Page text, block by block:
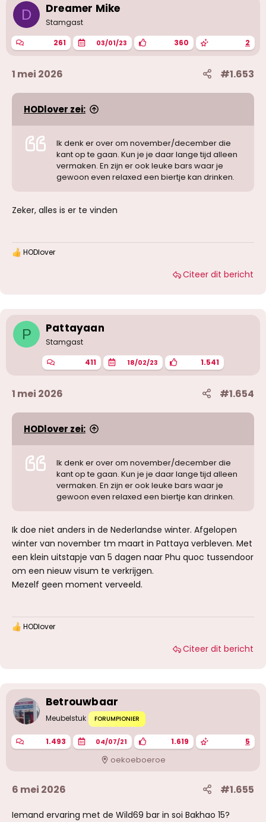
D Dreamer Mike
Stamgast
261 03/01/23 360 2
1 mei 2026 #1.653
HODlover zei:
Ik denk er over om november/december die
kant op te gaan. Kun je je daar lange tijd alleen
vermaken. En zijn er ook leuke bars waar je
gewoon even relaxed een biertje kan drinken.
Zeker, alles is er te vinden
W
n
g
HODlover
Citeer dit bericht
P Pattayaan
Stamgast
411 18/02/23 1.541
1 mei 2026 #1.654
HODlover zei:
Ik denk er over om november/december die
kant op te gaan. Kun je je daar lange tijd alleen
vermaken. En zijn er ook leuke bars waar je
gewoon even relaxed een biertje kan drinken.
Ik doe niet anders in de Nederlandse winter. Afgelopen
winter van november tm maart in Pattaya verbleven. Met
een klein uitstapje van 5 dagen naar Phu quoc tussendoor
om een nieuw visum te verkrijgen.
Mezelf geen moment verveeld.
W
n
g
n
:
HODlover
Citeer dit bericht
Betrouwbaar
Meubelstuk FORUMPIONIER
1.493 04/07/21 1.619 5
oekoeboeroe
6 mei 2026 #1.655
Iemand ervaring met de Wild69 bar in soi Bakhao 15?